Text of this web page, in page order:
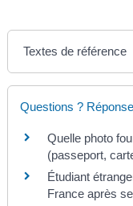
Textes de référence
Questions ?
Quelle photo
(passeport,
Étudiant
France après